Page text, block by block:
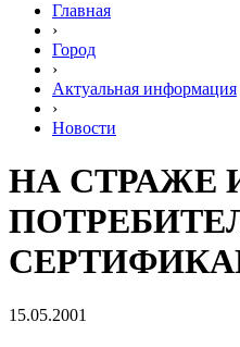
Главная
›
Город
›
Актуальная информация
›
Новости
НА СТРАЖЕ
15.05.2001